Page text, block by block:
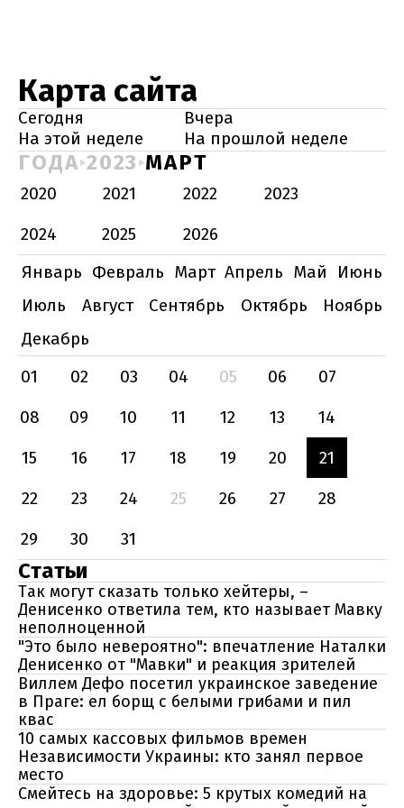
Карта сайта
Сегодня
Вчера
На этой неделе
На прошлой неделе
ГОДА 2023 МАРТ
2020 2021 2022
2023
2024
2025
2026
Январь Февраль Март Апрель Май
Июнь
Июль
Август Сентябрь Октябрь
Ноябрь
Декабрь
01
02 03 04 05 06
07
08
09 10 11 12 13
14
15
16 17 18 19 20
21
22
23 24 25 26 27
28
29
30 31
Статьи
Так могут сказать только хейтеры, –
Денисенко ответила тем, кто называет Мавку
неполноценной
"Это было невероятно": впечатление Наталки
Денисенко от "Мавки" и реакция зрителей
Виллем Дефо посетил украинское заведение
в Праге: ел борщ с белыми грибами и пил
квас
10 самых кассовых фильмов времен
Независимости Украины: кто занял первое
место
Смейтесь на здоровье: 5 крутых комедий на